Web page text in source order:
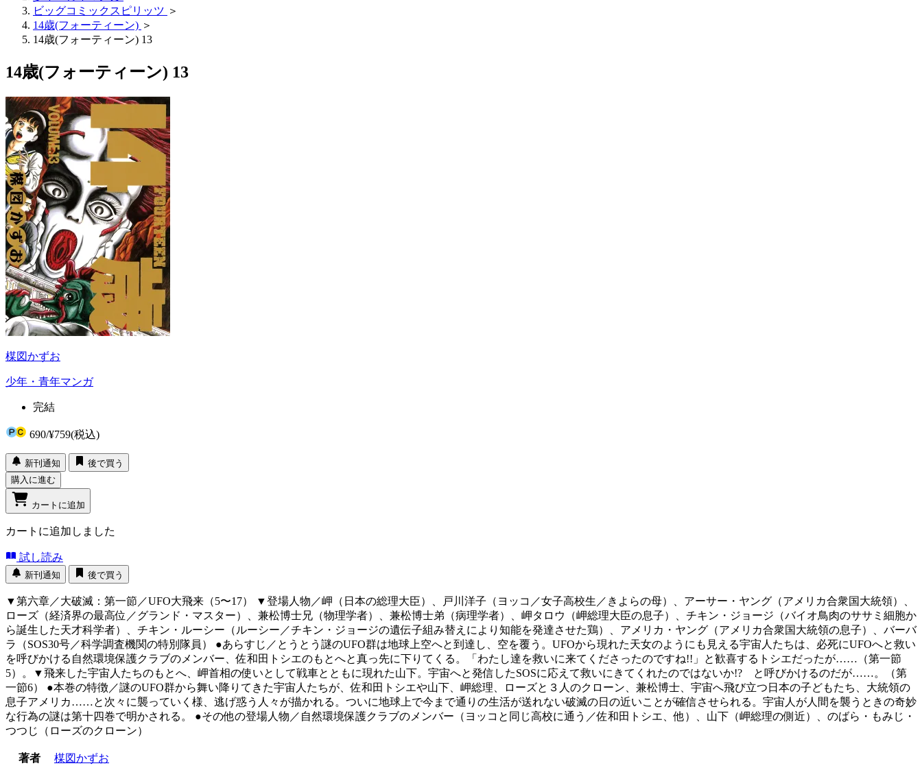
ビッグコミックスピリッツ ＞
14歳(フォーティーン) ＞
14歳(フォーティーン) 13
14歳(フォーティーン) 13
楳図かずお
少年・青年マンガ
完結
690/¥759(税込)
新刊通知
後で買う
購入に進む
カートに追加
カートに追加しました
試し読み
新刊通知 後で買う
▼第六章／大破滅：第一節／UFO大飛来（5〜17） ▼登場人物／岬（日本の総理大臣）、戸川洋子（ヨッコ／女子高校生／きよらの母）、アーサー・ヤング（アメリカ合衆国大統領）、
ローズ（経済界の最高位／グランド・マスター）、兼松博士兄（物理学者）、兼松博士弟（病理学者）、岬タロウ（岬総理大臣の息子）、チキン・ジョージ（バイオ鳥肉のササミ細胞か
ら誕生した天才科学者）、チキン・ルーシー（ルーシー／チキン・ジョージの遺伝子組み替えにより知能を発達させた鶏）、アメリカ・ヤング（アメリカ合衆国大統領の息子）、バーバ
ラ（SOS30号／科学調査機関の特別隊員） ●あらすじ／とうとう謎のUFO群は地球上空へと到達し、空を覆う。UFOから現れた天女のようにも見える宇宙人たちは、必死にUFOへと救い
を呼びかける自然環境保護クラブのメンバー、佐和田トシエのもとへと真っ先に下りてくる。「わたし達を救いに来てくださったのですね!!」と歓喜するトシエだったが……（第一節
5）。▼飛来した宇宙人たちのもとへ、岬首相の使いとして戦車とともに現れた山下。宇宙へと発信したSOSに応えて救いにきてくれたのではないか!? と呼びかけるのだが……。（第
一節6） ●本巻の特徴／謎のUFO群から舞い降りてきた宇宙人たちが、佐和田トシエや山下、岬総理、ローズと３人のクローン、兼松博士、宇宙へ飛び立つ日本の子どもたち、大統領の
息子アメリカ……と次々に襲っていく様、逃げ惑う人々が描かれる。ついに地球上で今まで通りの生活が送れない破滅の日の近いことが確信させられる。宇宙人が人間を襲うときの奇妙
な行為の謎は第十四巻で明かされる。 ●その他の登場人物／自然環境保護クラブのメンバー（ヨッコと同じ高校に通う／佐和田トシエ、他）、山下（岬総理の側近）、のばら・もみじ・
つつじ（ローズのクローン）
著者
楳図かずお